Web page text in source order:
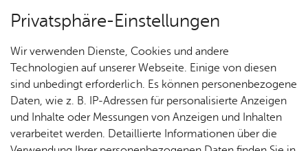
Kartenansicht
Privatsphäre-Einstellungen
Wir verwenden Dienste, Cookies und andere
Technologien auf unserer Webseite. Einige von diesen
sind unbedingt erforderlich. Es können personenbezogene
Daten, wie z. B. IP-Adressen für personalisierte Anzeigen
und Inhalte oder Messungen von Anzeigen und Inhalten
verarbeitet werden. Detaillierte Informationen über die